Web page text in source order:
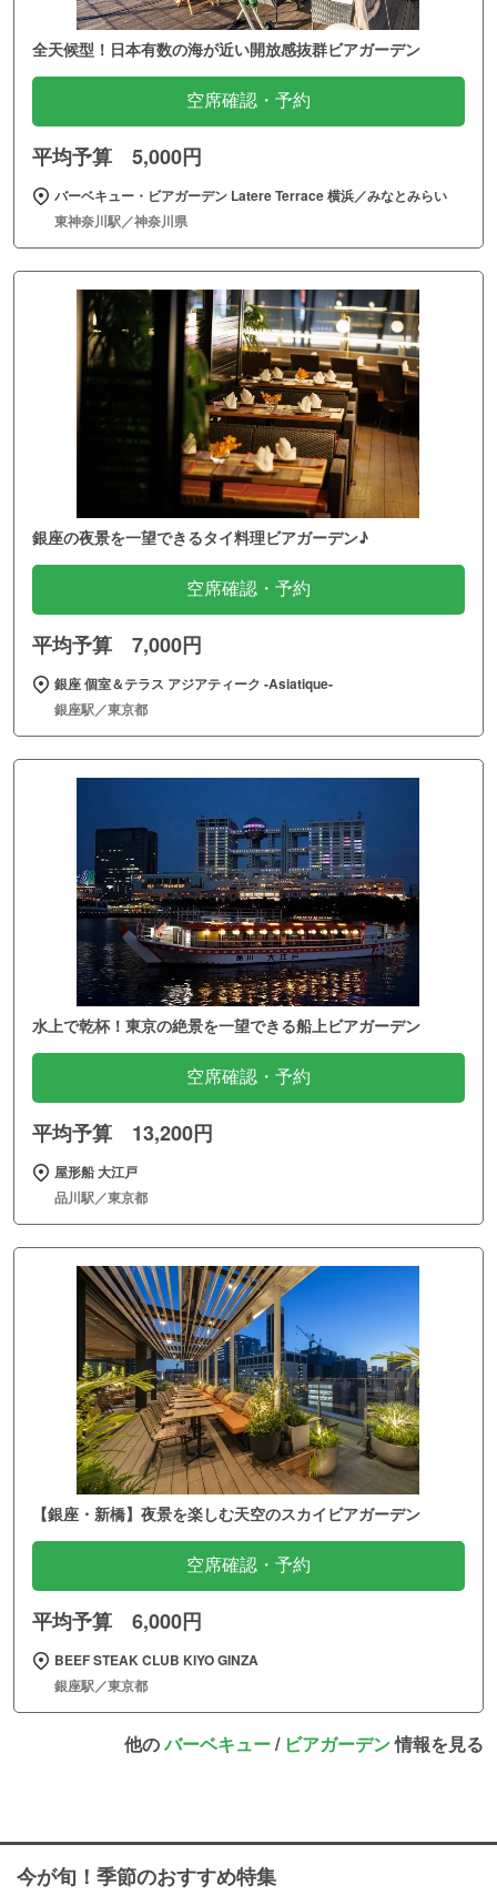
全天候型！日本有数の海が近い開放感抜群ビアガーデン
空席確認・予約
平均予算 5,000円
バーベキュー・ビアガーデン Latere Terrace 横浜／みなとみらい
東神奈川駅／神奈川県
銀座の夜景を一望できるタイ料理ビアガーデン♪
空席確認・予約
平均予算 7,000円
銀座 個室＆テラス アジアティーク ‐Asiatique‐
銀座駅／東京都
水上で乾杯！東京の絶景を一望できる船上ビアガーデン
空席確認・予約
平均予算 13,200円
屋形船 大江戸
品川駅／東京都
【銀座・新橋】夜景を楽しむ天空のスカイビアガーデン
空席確認・予約
平均予算 6,000円
BEEF STEAK CLUB KIYO GINZA
銀座駅／東京都
他のバーベキュー/ ビアガーデン情報を見る
今が旬！季節のおすすめ特集